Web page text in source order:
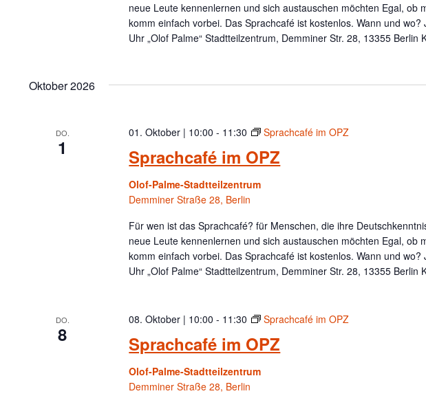
neue Leute kennenlernen und sich austauschen möchten Egal, ob
komm einfach vorbei. Das Sprachcafé ist kostenlos. Wann und
Uhr „Olof Palme“ Stadtteilzentrum, Demminer Str. 28, 13355
Oktober 2026
DO.
1 Sprachcafé im OPZ
01. Oktober | 10:00 - 11:30 Sprachcafé im OPZ
Olof-Palme-Stadtteilzentrum
Demminer Straße 28, Berlin
Für wen ist das Sprachcafé? für Menschen, die ihre
neue Leute kennenlernen und sich austauschen möchten Egal, ob
komm einfach vorbei. Das Sprachcafé ist kostenlos. Wann und
Uhr „Olof Palme“ Stadtteilzentrum, Demminer Str. 28, 13355
DO.
8 Sprachcafé im OPZ
08. Oktober | 10:00 - 11:30 Sprachcafé im OPZ
Olof-Palme-Stadtteilzentrum
Demminer Straße 28, Berlin